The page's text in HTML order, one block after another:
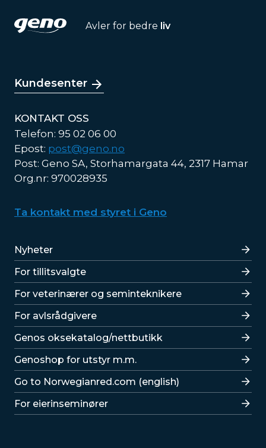
Avler for bedre liv
Kundesenter
KONTAKT OSS
Telefon: 95 02 06 00
Epost: post@geno.no
Post: Geno SA, Storhamargata 44, 2317 Hamar
Org.nr: 970028935
Ta kontakt med styret i Geno
Lenker
Nyheter
For tillitsvalgte
For veterinærer og seminteknikere
For avlsrådgivere
Lenker
Genos oksekatalog/nettbutikk
Genoshop for utstyr m.m.
Go to Norwegianred.com (english)
For eierinseminører